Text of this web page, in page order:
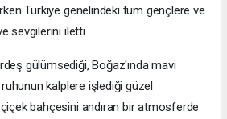
Türkiye genelindeki tüm gençlere ve
sevgilerini iletti.
gülümsediği, Boğaz'ında mavi
kalplere işlediği güzel
bahçesini andıran bir atmosferde